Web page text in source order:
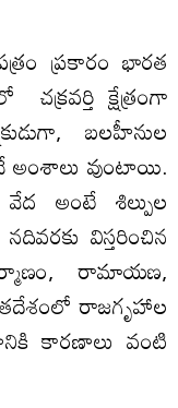
ప్రకారం భారత
క్షేత్రంగా
బలహీనుల
అంశాలు వుంటాయి.
అంటే శిల్పుల
విస్తరించిన
రామాయణ,
రాజగృహాల
కారణాలు వంటి